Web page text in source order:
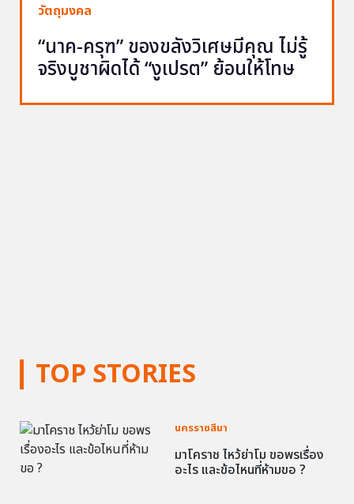
TOP STORIES
นครราชสีมา
มาโคราช ไหว้ย่าโม ขอพรเรื่อง
อะไร และข้อไหนที่ห้ามขอ ?
วัตถุมงคล
“นาค-ครุฑ” ของขลังวิเศษมีคุณ ไม่รู้
จริงบูชาผิดได้ “งูเปรต” ย้อนให้โทษ